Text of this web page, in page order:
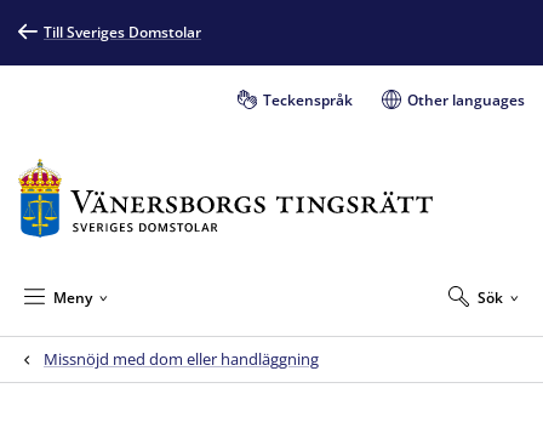
Till Sveriges Domstolar
Teckenspråk Other languages
Sök
Meny
Missnöjd med dom eller handläggning